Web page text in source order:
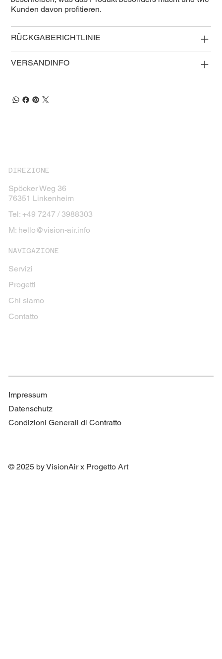
Kunden davon profitieren.
RÜCKGABERICHTLINIE
VERSANDINFO
DIREZIONE
Spöcker Weg 36
76351 Linkenheim
Tel: +49 7247 / 3988303
M: hello@vision-air.info
NAVIGAZIONE
Servizi
Progetti
Chi siamo
Contatto
Impressum
Datenschutz
Condizioni Generali di Contratto
© 2025 by VisionAir x Progetto Art